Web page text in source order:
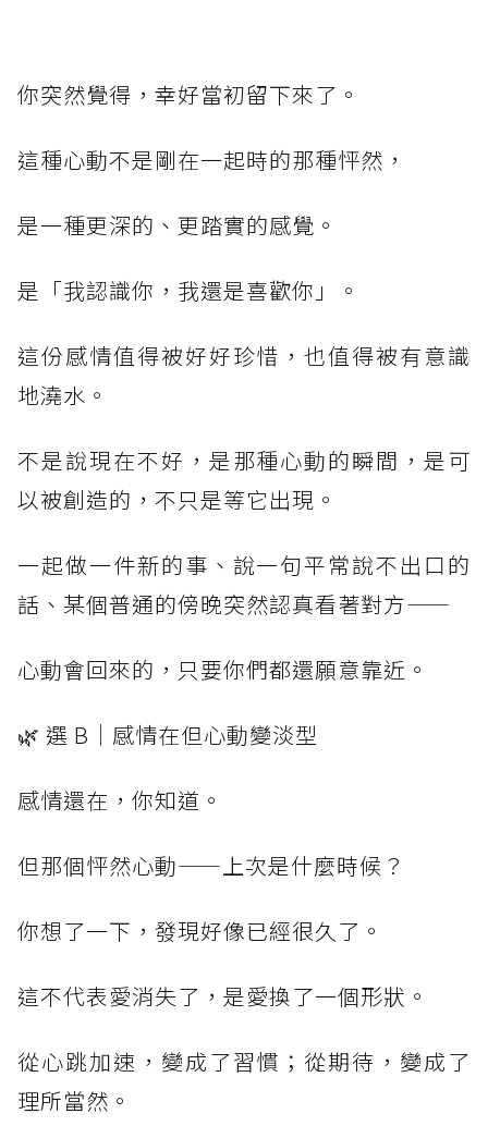
你突然覺得，幸好當初留下來了。
這種心動不是剛在一起時的那種怦然，
是一種更深的、更踏實的感覺。
是「我認識你，我還是喜歡你」。
這份感情值得被好好珍惜，也值得被有意識
地澆水。
不是說現在不好，是那種心動的瞬間，是可
以被創造的，不只是等它出現。
一起做一件新的事、說一句平常說不出口的
話、某個普通的傍晚突然認真看著對方——
心動會回來的，只要你們都還願意靠近。
🌿 選 B｜感情在但心動變淡型
感情還在，你知道。
但那個怦然心動——上次是什麼時候？
你想了一下，發現好像已經很久了。
這不代表愛消失了，是愛換了一個形狀。
從心跳加速，變成了習慣；從期待，變成了
理所當然。